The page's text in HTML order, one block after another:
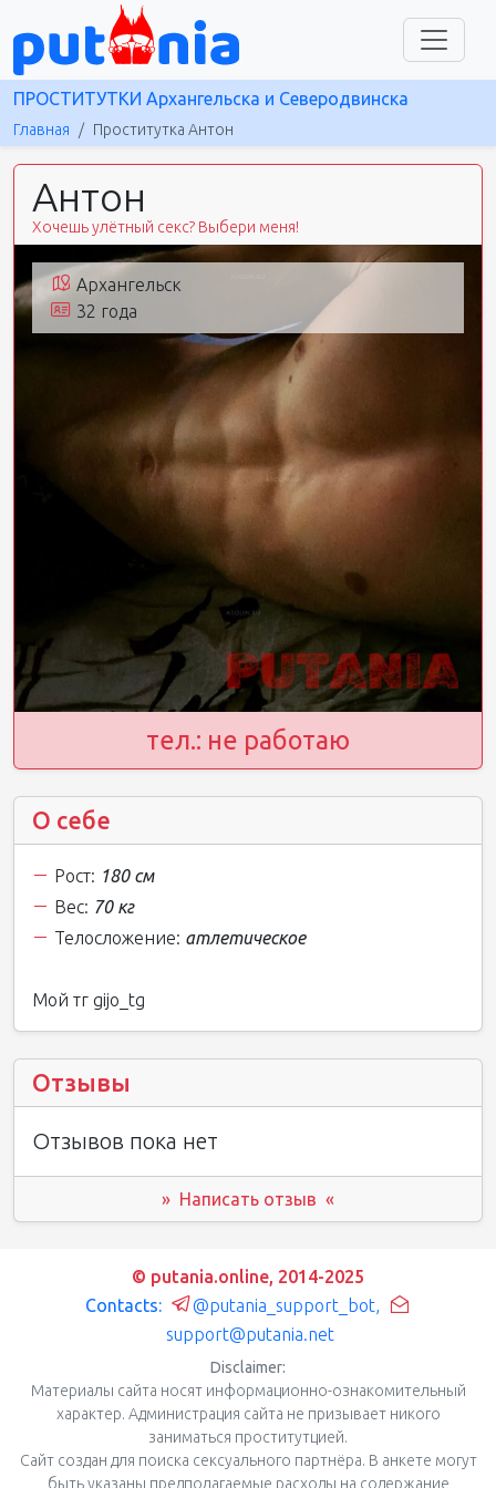
ПРОСТИТУТКИ Архангельска и Северодвинска
Главная Проститутка Антон
Антон
Хочешь улётный секс? Выбери меня!
Архангельск
32 года
тел.: не работаю
О себе
Рост: 180 см
Вес: 70 кг
Телосложение: атлетическое
Мой тг gijo_tg
Отзывы
Отзывов пока нет
» Написать отзыв «
© putania.online, 2014-2025
Contacts:
@putania_support_bot,
support@putania.net
Disclaimer:
Материалы сайта носят информационно-ознакомительный
характер. Администрация сайта не призывает никого
заниматься проститутцией.
Сайт создан для поиска сексуального партнёра. В анкете могут
быть указаны предполагаемые расходы на содержание